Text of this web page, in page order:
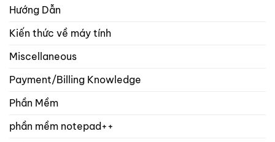
Hướng Dẫn
Kiến thức về máy tính
Miscellaneous
Payment/Billing Knowledge
Phần Mềm
phần mềm notepad++